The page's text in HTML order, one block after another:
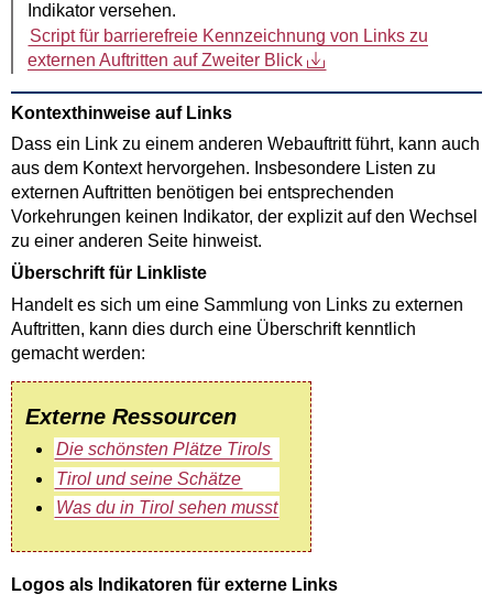
Indikator versehen.
Script für barrierefreie Kennzeichnung von Links zu
externen Auftritten auf Zweiter Blick
Kontexthinweise auf Links
Dass ein Link zu einem anderen Webauftritt führt, kann auch
aus dem Kontext hervorgehen. Insbesondere Listen zu
externen Auftritten benötigen bei entsprechenden
Vorkehrungen keinen Indikator, der explizit auf den Wechsel
zu einer anderen Seite hinweist.
Überschrift für Linkliste
Handelt es sich um eine Sammlung von Links zu externen
Auftritten, kann dies durch eine Überschrift kenntlich
gemacht werden:
Externe Ressourcen
Die schönsten Plätze Tirols
Tirol und seine Schätze
Was du in Tirol sehen musst
Logos als Indikatoren für externe Links